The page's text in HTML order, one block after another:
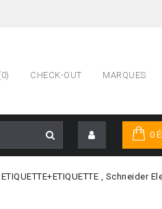
CHECK-OUT MARQUES
0
, Schneider